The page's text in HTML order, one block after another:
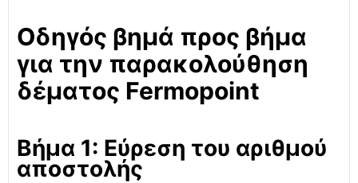
Οδηγός βημά προς βήμα
για την παρακολούθηση
δέματος Fermopoint
Βήμα 1: Εύρεση του αριθμού
αποστολής